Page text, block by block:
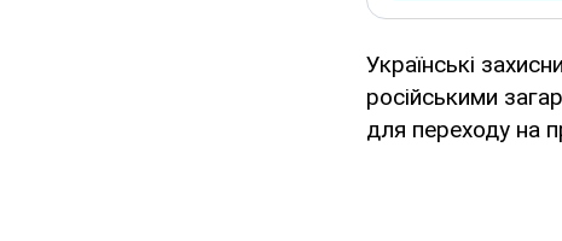
Українські
російськими
для переходу на